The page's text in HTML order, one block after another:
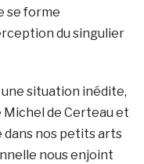
se forme
du singulier
une situation inédite,
Michel de Certeau et
dans nos petits arts
nous enjoint